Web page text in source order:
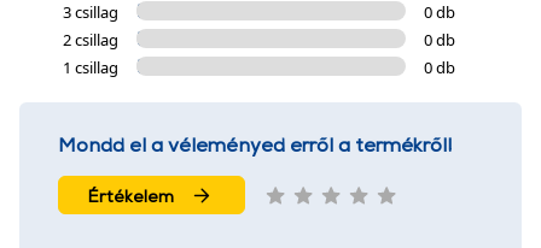
3 csillag
0 db
2 csillag
0 db
1 csillag
0 db
Mondd el a véleményed erről a termékről!
Értékelem